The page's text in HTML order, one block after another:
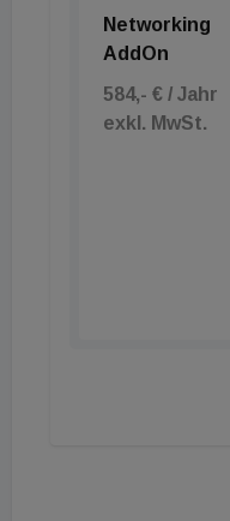
Networking
AddOn
584,- € / Jahr
exkl. MwSt.